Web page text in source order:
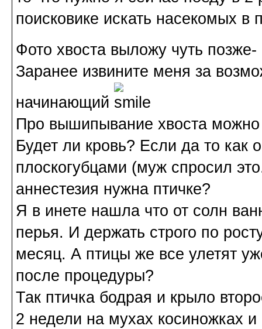
поисковике искать насекомых
Фото хвоста выложу чуть
Заранее извините меня за
начинающий
Про вышипывание хвоста можно
Будет ли кровь? Если да то
плоскогубцами (муж спросил
аннестезия нужна птичке?
Я в инете нашла что от солн
перья. И держать строго по
месяц. А птицы же все улетят
после процедуры?
Так птичка бодрая и крыло
2 недели на мухах косиножках